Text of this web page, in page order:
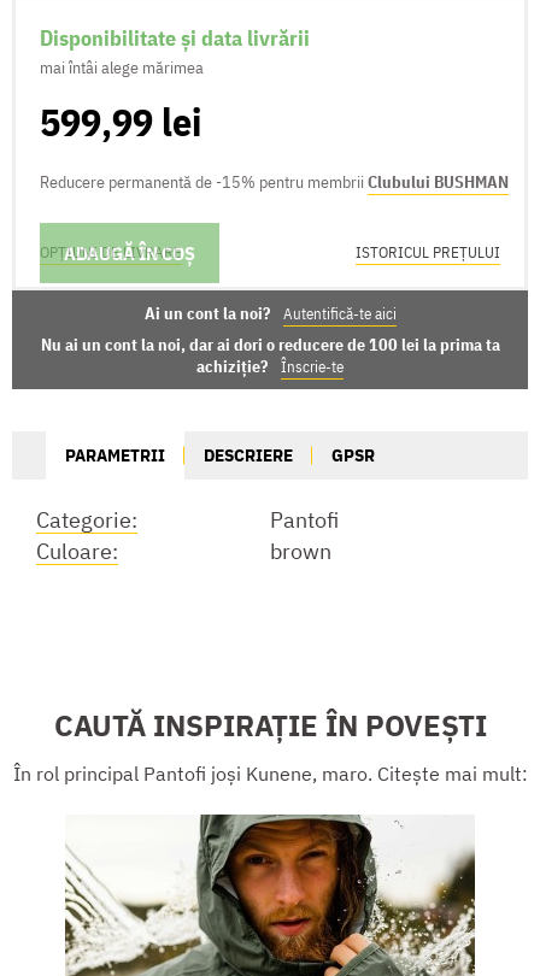
Disponibilitate și data livrării
mai întâi alege mărimea
599,99 lei
Reducere permanentă de -15% pentru membrii Clubului BUSHMAN
ADAUGĂ ÎN COȘ
OPȚIUNI DE LIVRARE ISTORICUL PREȚULUI
Ai un cont la noi? Autentifică-te aici
Nu ai un cont la noi, dar ai dori o reducere de 100 lei la prima ta
achiziție?
Înscrie-te
PARAMETRII DESCRIERE GPSR
Categorie:
Pantofi
Culoare:
brown
CAUTĂ INSPIRAȚIE ÎN POVEȘTI
În rol principal Pantofi joși Kunene, maro. Citește mai mult: